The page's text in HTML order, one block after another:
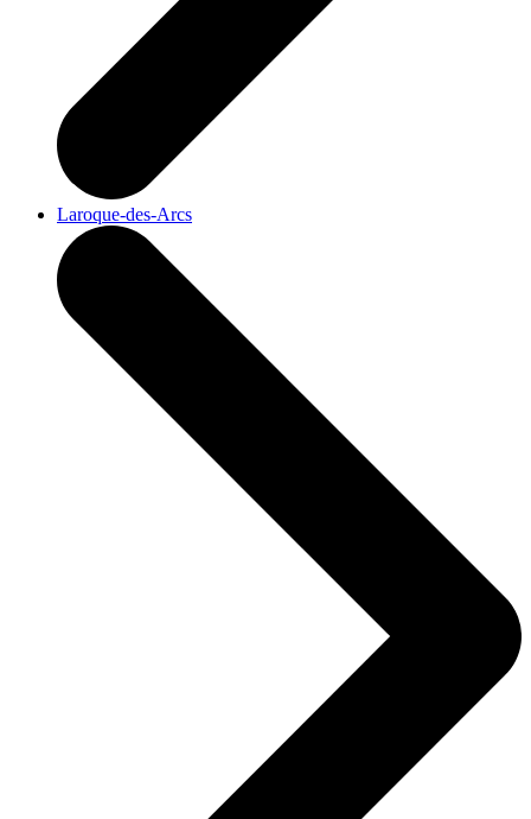
Laroque-des-Arcs